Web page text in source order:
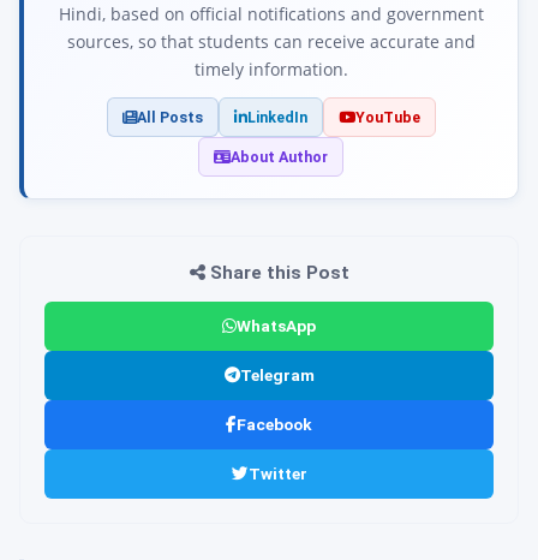
Hindi, based on official notifications and government
sources, so that students can receive accurate and
timely information.
All Posts LinkedIn YouTube
About Author
Share this Post
WhatsApp
Telegram
Facebook
Twitter